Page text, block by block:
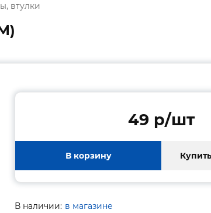
втулки
49 p/шт
В корзину
В наличии: в магазине